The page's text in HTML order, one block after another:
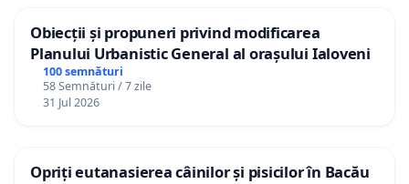
Obiecții și propuneri privind modificarea
Planului Urbanistic General al orașului Ialoveni
100 semnături
58 Semnături / 7 zile
31 Jul 2026
Opriți eutanasierea câinilor și pisicilor în Bacău